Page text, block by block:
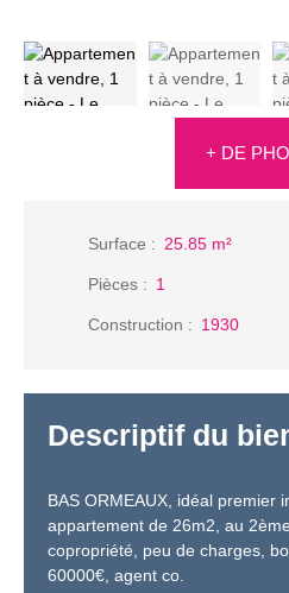
+ DE
Surface : 25.85 m²
Pièces : 1
Construction : 1930
Descriptif du
BAS ORMEAUX, idéal premier
appartement de 26m2, au
copropriété, peu de charges,
60000€, agent co.